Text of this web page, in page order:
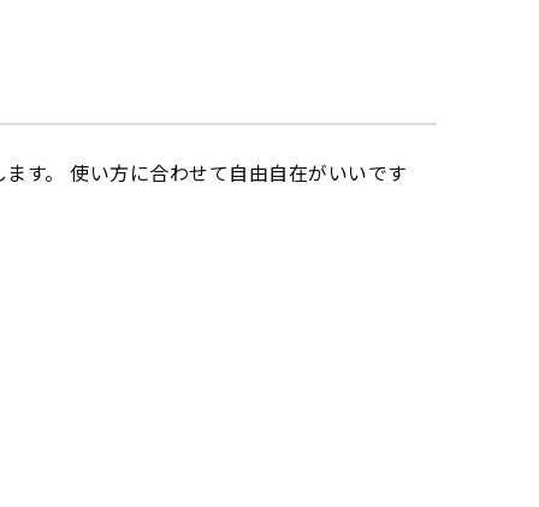
す。 使い方に合わせて自由自在がいいです